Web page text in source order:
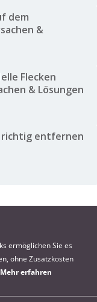
dem
&
Flecken
& Lösungen
richtig entfernen
ermöglichen Sie es
ohne Zusatzkosten
Mehr erfahren